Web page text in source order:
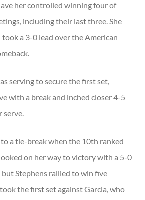
her controlled winning four of
including their last three. She
took a 3-0 lead over the American
serving to secure the first set,
with a break and inched closer 4-5
serve.
a tie-break when the 10th ranked
on her way to victory with a 5-0
but Stephens rallied to win five
the first set against Garcia, who